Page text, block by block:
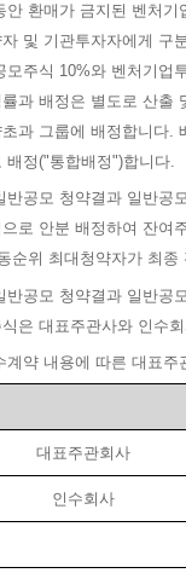
안 환매가 금지된 벤처
자 및 기관투자자에게 구
모주식 10%와 벤처기업
률과 배정은 별도로 산출
초과 그룹에 배정합니다.
배정("통합배정")합니다.
반공모 청약결과 일반공
으로 안분 배정하여 잔여
순위 최대청약자가 최
공모 청약결과 일반공
식은 대표주관사와 인수
계약 내용에 따른 대표
대표주관회사
인수회사